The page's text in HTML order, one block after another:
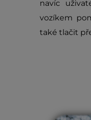
navíc
vozíkem
také tlačit